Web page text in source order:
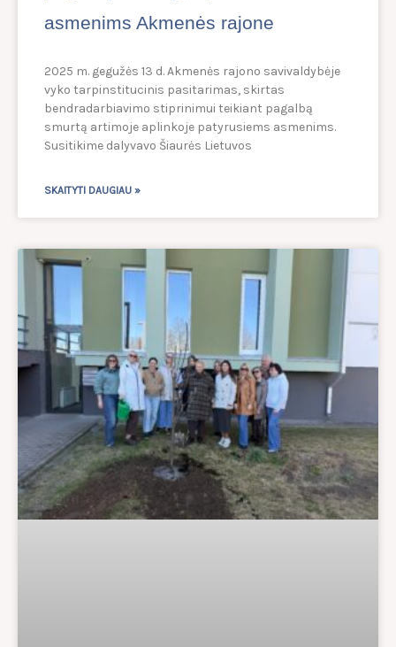
asmenims Akmenės rajone
2025 m. gegužės 13 d. Akmenės rajono savivaldybėje
vyko tarpinstitucinis pasitarimas, skirtas
bendradarbiavimo stiprinimui teikiant pagalbą
smurtą artimoje aplinkoje patyrusiems asmenims.
Susitikime dalyvavo Šiaurės Lietuvos
SKAITYTI DAUGIAU »